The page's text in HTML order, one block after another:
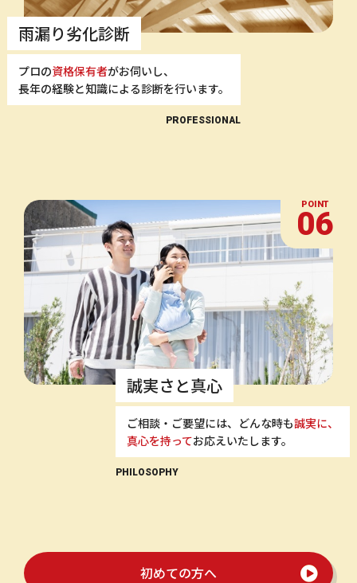
雨漏り劣化診断
プロの資格保有者がお伺いし、
長年の経験と知識による診断を行います。
PROFESSIONAL
POINT
06
誠実さと真心
ご相談・ご要望には、どんな時も誠実に、
真心を持ってお応えいたします。
PHILOSOPHY
初めての方へ